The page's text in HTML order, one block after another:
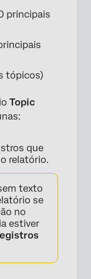
principais
tópicos)
Topic
que
relatório.
texto
se
no
estiver